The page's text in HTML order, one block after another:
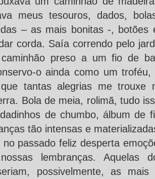
meus tesouros, dados,
– as mais bonitas -, botões
corda. Saía correndo pelo
preso a um fio de
o ainda como um
tantas alegrias me trouxe
Bola de meia, rolimã, tudo
de chumbo, álbum de
tão intensas e
passado feliz desperta
lembranças. Aquelas
possivelmente, as mais